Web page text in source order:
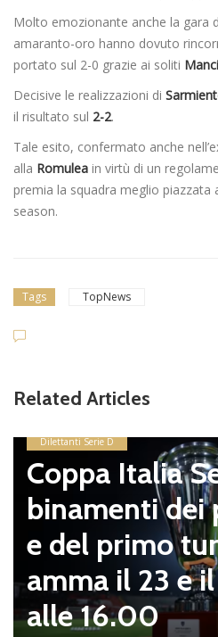
Molto emozionante anche la gara
amaranto-oro hanno dovuto
portato sul 2-0 grazie ai soliti
Decisive le realizzazioni di
il risultato sul 2-2.
Tale esito, confermato anche
alla Romulea in virtù di un
premia la squadra meglio piazzata
season.
Tags TopNews
Related Articles
Dilettanti Serie D
Coppa Italia
binamenti dei
e del primo
amma il 23 e
alle 16.00